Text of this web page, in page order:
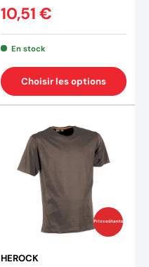
10,51 €
En stock
Choisir les options
Prix coûtants
HEROCK